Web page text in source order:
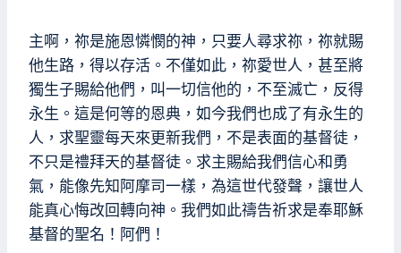
主啊，祢是施恩憐憫的神，只要人尋求祢，祢就賜
他生路，得以存活。不僅如此，祢愛世人，甚至將
獨生子賜給他們，叫一切信他的，不至滅亡，反得
永生。這是何等的恩典，如今我們也成了有永生的
人，求聖靈每天來更新我們，不是表面的基督徒，
不只是禮拜天的基督徒。求主賜給我們信心和勇
氣，能像先知阿摩司一樣，為這世代發聲，讓世人
能真心悔改回轉向神。我們如此禱告祈求是奉耶穌
基督的聖名！阿們！